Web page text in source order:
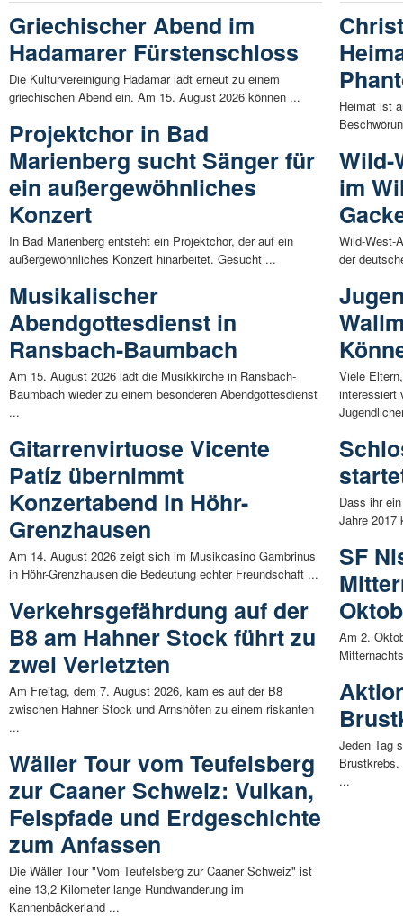
Griechischer Abend im
Hadamarer Fürstenschloss
Die Kulturvereinigung Hadamar lädt erneut zu einem
griechischen Abend ein. Am 15. August 2026 können ...
Projektchor in Bad
Marienberg sucht Sänger für
ein außergewöhnliches
Konzert
In Bad Marienberg entsteht ein Projektchor, der auf ein
außergewöhnliches Konzert hinarbeitet. Gesucht ...
Musikalischer
Abendgottesdienst in
Ransbach-Baumbach
Am 15. August 2026 lädt die Musikkirche in Ransbach-
Baumbach wieder zu einem besonderen Abendgottesdienst
...
Gitarrenvirtuose Vicente
Patíz übernimmt
Konzertabend in Höhr-
Grenzhausen
Am 14. August 2026 zeigt sich im Musikcasino Gambrinus
in Höhr-Grenzhausen die Bedeutung echter Freundschaft ...
Verkehrsgefährdung auf der
B8 am Hahner Stock führt zu
zwei Verletzten
Am Freitag, dem 7. August 2026, kam es auf der B8
zwischen Hahner Stock und Arnshöfen zu einem riskanten
...
Wäller Tour vom Teufelsberg
zur Caaner Schweiz: Vulkan,
Felspfade und Erdgeschichte
zum Anfassen
Die Wäller Tour "Vom Teufelsberg zur Caaner Schweiz" ist
eine 13,2 Kilometer lange Rundwanderung im
Kannenbäckerland ...
Heimat ist
Wild-
im
Wild-West-
der
Viele
interessiert
Dass ihr
Jahre 2017
SF
Am 2.
Jeden Tag
...